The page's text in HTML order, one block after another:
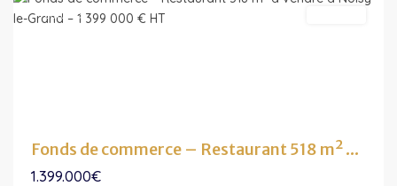
Featured
Fonds de commerce – Restaurant 518 m² ...
1.399.000€